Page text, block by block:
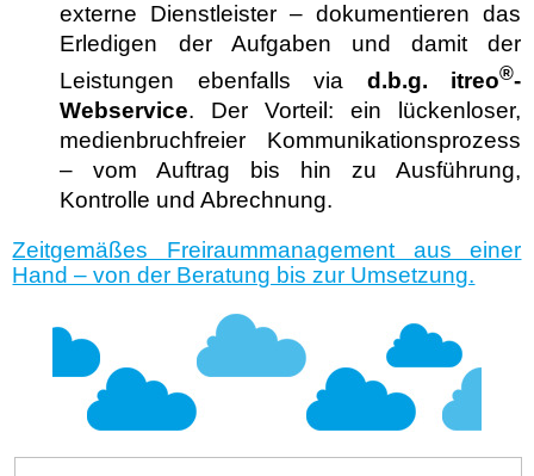
externe Dienstleister – dokumentieren das
Erledigen der Aufgaben und damit der
Leistungen ebenfalls via d.b.g. itreo®-
Webservice. Der Vorteil: ein lückenloser,
medienbruchfreier Kommunikationsprozess
– vom Auftrag bis hin zu Ausführung,
Kontrolle und Abrechnung.
Zeitgemäßes Freiraummanagement aus einer
Hand – von der Beratung bis zur Umsetzung.